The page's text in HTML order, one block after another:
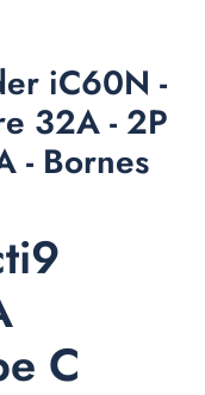
iC60N -
32A - 2P
- Bornes
C